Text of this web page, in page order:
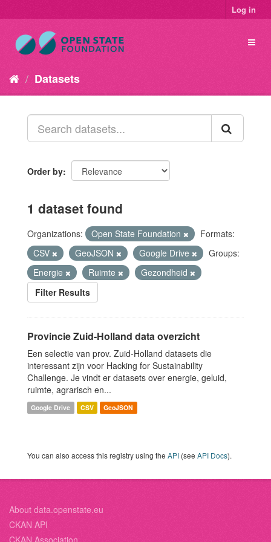
Log in
Datasets
Order by
1 dataset found
Organizations: Open State Foundation
Formats:
CSV
GeoJSON Google Drive
Groups:
Energie
Ruimte
Gezondheid
Filter Results
Provincie Zuid-Holland data overzicht
Een selectie van prov. Zuid-Holland datasets die
interessant zijn voor Hacking for Sustainability
Challenge. Je vindt er datasets over energie, geluid,
ruimte, agrarisch en...
Google Drive CSV GeoJSON
You can also access this registry using the API (see API Docs).
About data.openstate.eu
CKAN API
CKAN Association